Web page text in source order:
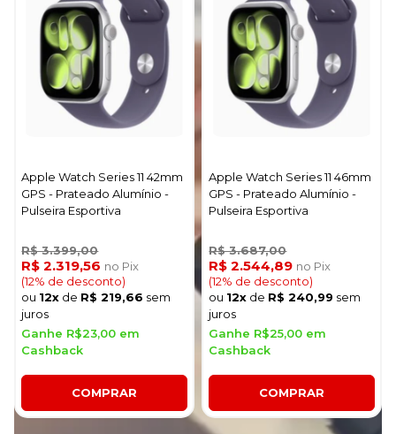
Apple Watch Series 11 42mm
GPS - Prateado Alumínio -
Pulseira Esportiva
R$ 3.399,00
R$ 2.319,56 no Pix
(12% de desconto)
ou 12x de R$ 219,66 sem
juros
Ganhe R$23,00 em
Cashback
COMPRAR
Apple Watch Series 11 46mm
GPS - Prateado Alumínio -
Pulseira Esportiva
R$ 3.687,00
R$ 2.544,89 no Pix
(12% de desconto)
ou 12x de R$ 240,99 sem
juros
Ganhe R$25,00 em
Cashback
COMPRAR